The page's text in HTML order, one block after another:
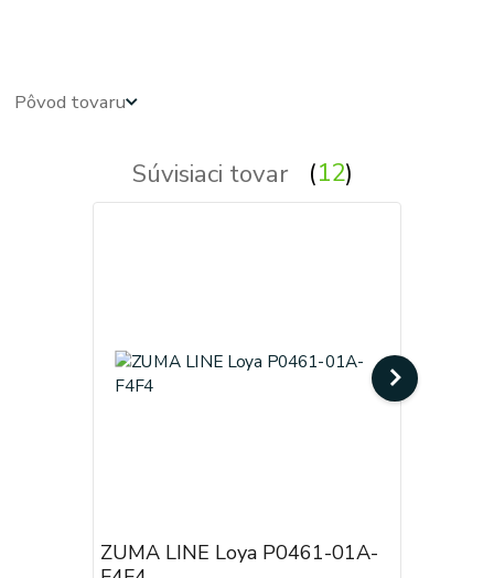
Pôvod tovaru
Súvisiaci tovar 12
ZUMA LINE Loya P0461-01A-